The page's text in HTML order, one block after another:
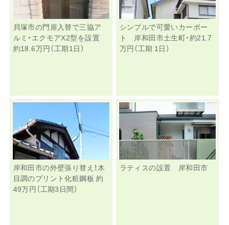
貝塚市の門扉入替で三協ア
ルミ・エクモアX2型を設置
約18.6万円（工期1日）
シンプルで可愛いカーポー
ト 岸和田市土生町・約21.7
万円（工期 1日）
岸和田市の外壁張り替え！木
目調のプリント化粧鋼板 約
49万円（工期3日間）
ラティスの設置 岸和田市